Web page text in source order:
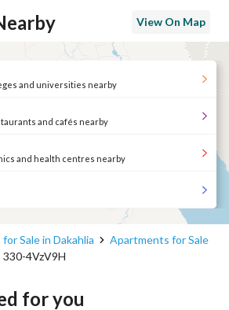
View On Map
and universities nearby
and cafés nearby
and health centres nearby
Sale in Dakahlia
Apartments for Sale
330-4VzV9H
for you